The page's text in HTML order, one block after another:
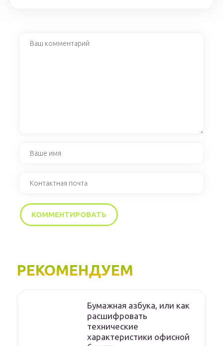
РЕКОМЕНДУЕМ
Бумажная азбука, или как
расшифровать
технические
характеристики офисной